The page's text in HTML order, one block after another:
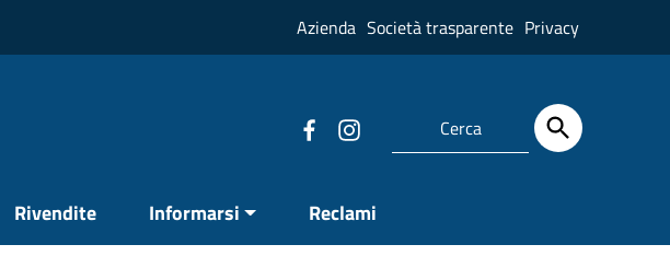
Azienda Società trasparente Privacy
Rivendite Informarsi Reclami